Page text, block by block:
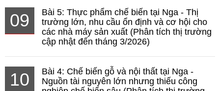
09
Bài 5: Thực phẩm chế biến tại Nga - Thị
trường lớn, nhu cầu ổn định và cơ hội cho
các nhà máy sản xuất (Phân tích thị trường
cập nhật đến tháng 3/2026)
10
Bài 4: Chế biến gỗ và nội thất tại Nga -
Nguồn tài nguyên lớn nhưng thiếu công